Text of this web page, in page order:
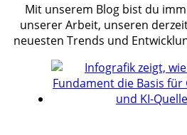
Mit unserem Blog bist du
unserer Arbeit, unseren
neuesten Trends und